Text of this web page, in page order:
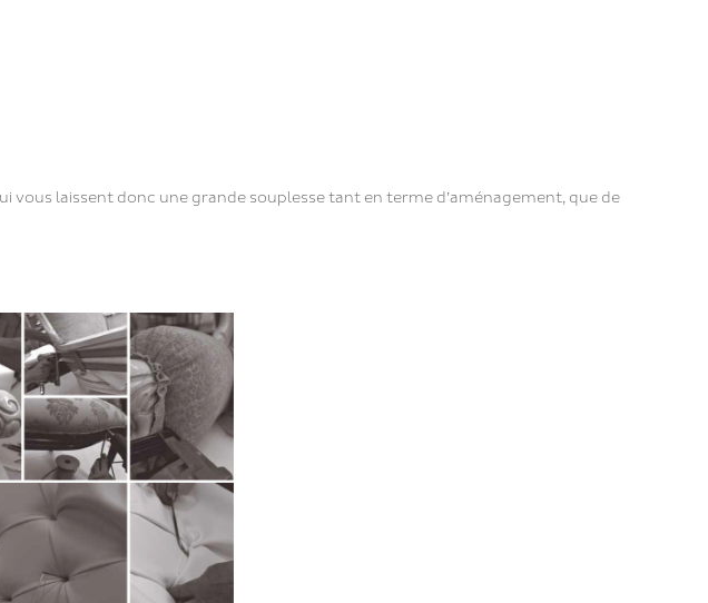
vous laissent donc une grande souplesse tant en terme d’aménagement, que de